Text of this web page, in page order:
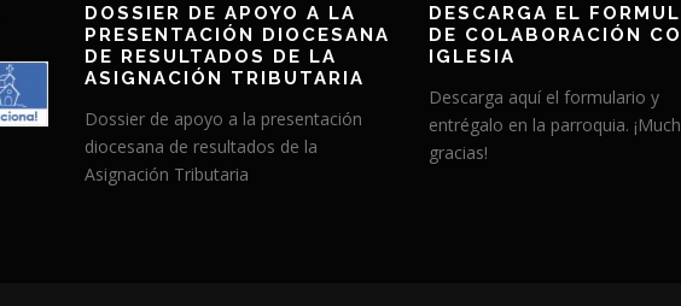
DOSSIER DE APOYO A LA
PRESENTACIÓN DIOCESANA
DE RESULTADOS DE LA
ASIGNACIÓN TRIBUTARIA
Dossier de apoyo a la presentación
diocesana de resultados de la
Asignación Tributaria
DESCARGA EL
DE COLABORACIÓN
IGLESIA
Descarga aquí el formulario y
entrégalo en la parroquia.
gracias!